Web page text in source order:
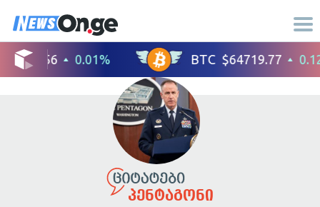
პენტაგონი